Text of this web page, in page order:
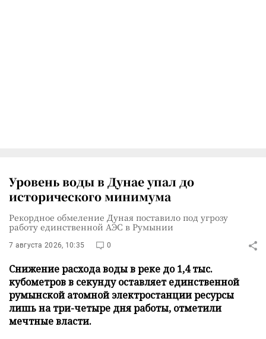
Уровень воды в Дунае упал до
исторического минимума
Рекордное обмеление Дуная поставило под угрозу
работу единственной АЭС в Румынии
7 августа 2026, 10:35 0
Снижение расхода воды в реке до 1,4 тыс.
кубометров в секунду оставляет единственной
румынской атомной электростанции ресурсы
лишь на три-четыре дня работы, отметили
мечтные власти.